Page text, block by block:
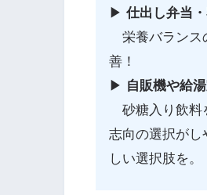
▶︎仕出し弁当
栄養バランス
善！
▶︎ 自販機や給
砂糖入り飲料
志向の選択がし
しい選択肢を。